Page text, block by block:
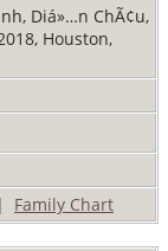
Diá»…n ChÃ¢u,
Houston,
Family Chart